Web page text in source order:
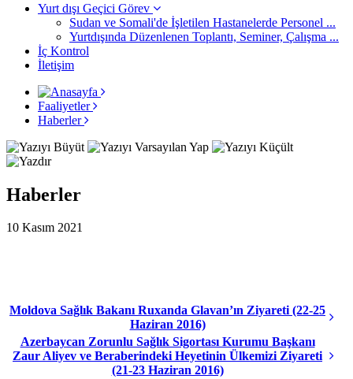
Yurt dışı Geçici Görev
Sudan ve Somali'de İşletilen Hastanelerde Personel ...
Yurtdışında Düzenlenen Toplantı, Seminer, Çalışma ...
İç Kontrol
İletişim
Faaliyetler
Haberler
Haberler
10 Kasım 2021
Moldova Sağlık Bakanı Ruxanda Glavan’ın Ziyareti (22-25
Haziran 2016)
Azerbaycan Zorunlu Sağlık Sigortası Kurumu Başkanı
Zaur Aliyev ve Beraberindeki Heyetinin Ülkemizi Ziyareti
(21-23 Haziran 2016)